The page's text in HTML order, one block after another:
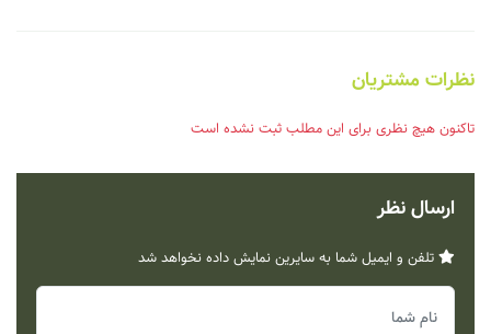
نظرات مشتریان
تاکنون هیچ نظری برای این مطلب ثبت نشده است
ارسال نظر
تلفن و ایمیل شما به سایرین نمایش داده نخواهد شد